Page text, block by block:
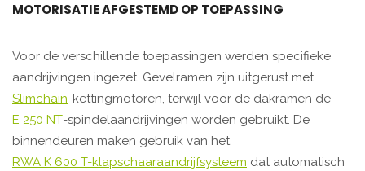
MOTORISATIE AFGESTEMD OP TOEPASSING
Voor de verschillende toepassingen werden specifieke
aandrijvingen ingezet. Gevelramen zijn uitgerust met
Slimchain-kettingmotoren, terwijl voor de dakramen de
E 250 NT-spindelaandrijvingen worden gebruikt. De
binnendeuren maken gebruik van het
RWA K 600 T-klapschaaraandrijfsysteem dat automatisch